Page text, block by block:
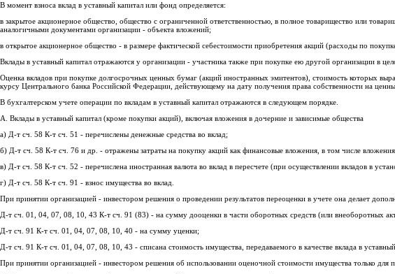
В момент взноса вклад в уставный капитал или фонд определяется:
в закрытое акционерное общество, общество с ограниченной ответственностью, в полное товарищество или
аналогичными документами организации - объекта вложений;
в открытое акционерное общество - в размере фактической себестоимости приобретения акций (расходы по
Вклады в уставный капитал отражаются у организации - участника также при покупке ею другой организации в
Оценка вкладов при покупке долгосрочных ценных бумаг (акций иностранных эмитентов), стоимость которых
курсу Центрального банка Российской Федерации, действующему на дату получения права собственности на
В бухгалтерском учете операции по вкладам в уставный капитал отражаются в следующем порядке.
А. Вклады в уставный капитал (кроме покупки акций), включая вложения в дочерние и зависимые общества
а) Д-т сч. 58 К-т сч. 51 - перечислены денежные средства во вклад;
б) Д-т сч. 58 К-т сч. 76 и др. - отражены затраты на покупку акций как финансовые вложения, в том числе
в) Д-т сч. 58 К-т сч. 52 - перечислена иностранная валюта во вклад в пересчете (при осуществлении вкладов в
г) Д-т сч. 58 К-т сч. 91 - взнос имущества во вклад.
При принятии организацией - инвестором решения о проведении результатов переоценки в учете она делает
Д-т сч. 01, 04, 07, 08, 10, 43 К-т сч. 91 (83) - на сумму дооценки в части оборотных средств (или внеоборотных
Д-т сч. 91 К-т сч. 01, 04, 07, 08, 10, 40 - на сумму уценки;
Д-т сч. 91 К-т сч. 01, 04, 07, 08, 10, 43 - списана стоимость имущества, передаваемого в качестве вклада в
При принятии организацией - инвестором решения об использовании оценочной стоимости имущества только для